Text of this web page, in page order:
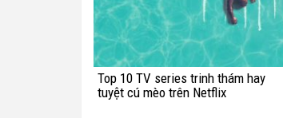
Top 10 TV series trinh thám hay
tuyệt cú mèo trên Netflix